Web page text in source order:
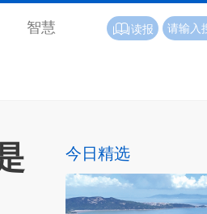
智慧 读报
今日精选